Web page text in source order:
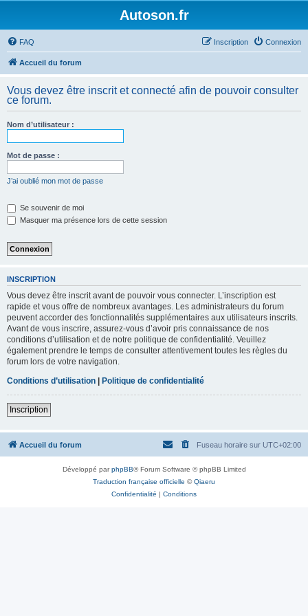
Autoson.fr
FAQ Connexion
Inscription
Accueil du forum
Vous devez être inscrit et connecté afin de pouvoir consulter
ce forum.
Nom d’utilisateur :
Mot de passe :
J’ai oublié mon mot de passe
Se souvenir de moi
Masquer ma présence lors de cette session
INSCRIPTION
Vous devez être inscrit avant de pouvoir vous connecter. L’inscription est
rapide et vous offre de nombreux avantages. Les administrateurs du forum
peuvent accorder des fonctionnalités supplémentaires aux utilisateurs inscrits.
Avant de vous inscrire, assurez-vous d’avoir pris connaissance de nos
conditions d’utilisation et de notre politique de confidentialité. Veuillez
également prendre le temps de consulter attentivement toutes les règles du
forum lors de votre navigation.
Conditions d’utilisation | Politique de confidentialité
Inscription
Accueil du forum Fuseau horaire sur UTC+02:00
Développé parphpBB® Forum Software © phpBB Limited
Traduction française officielle ©Qiaeru
Confidentialité | Conditions